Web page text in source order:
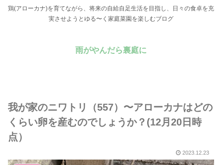
鶏(アローカナ)を育てながら、将来の自給自足生活を目指し、日々の食卓を充
実させようとゆる〜く家庭菜園を楽しむブログ
雨がやんだら裏庭に
我が家のニワトリ（557）〜アローカナはどの
くらい卵を産むのでしょうか？(12月20日時
点）
2023.12.23